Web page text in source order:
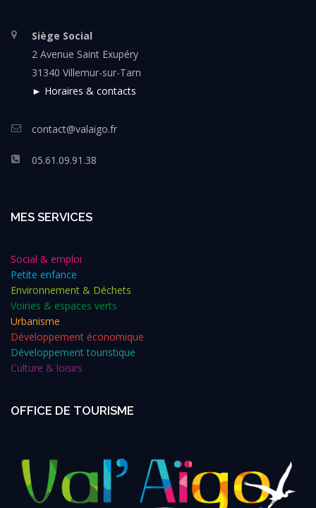
Siège Social
2 Avenue Saint Exupéry
31340 Villemur-sur-Tarn
► Horaires & contacts
contact@valaigo.fr
05.61.09.91.38
MES SERVICES
Social & emploi
Petite enfance
Environnement & Déchets
Voiries & espaces verts
Urbanisme
Développement économique
Développement touristique
Culture & loisirs
OFFICE DE TOURISME